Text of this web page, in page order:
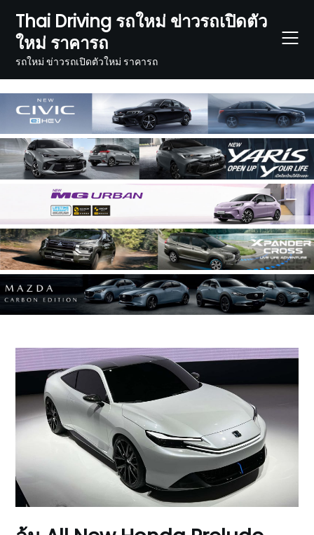
content
Thai Driving รถใหม่ ข่าวรถเปิดตัว
ใหม่ ราคารถ
รถใหม่ ข่าวรถเปิดตัวใหม่ ราคารถ